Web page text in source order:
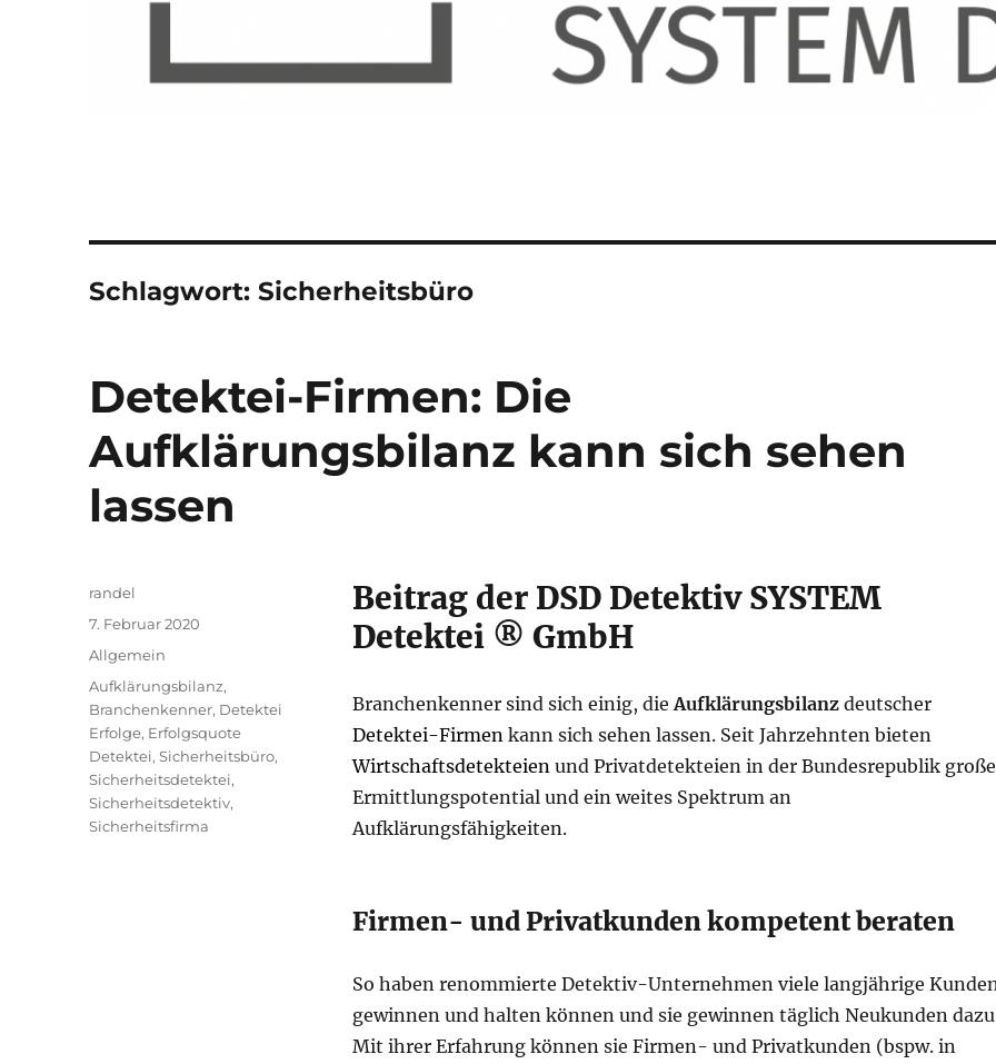
Schlagwort:Sicherheitsbüro
Detektei-Firmen: Die
Aufklärungsbilanz kann sich sehen
lassen
Beitrag der DSD Detektiv SYSTEM
Detektei ® GmbH
Branchenkenner sind sich einig, die Aufklärungsbilanzdeutscher
Detektei-Firmen kann sich sehen lassen. Seit Jahrzehnten bieten
Wirtschaftsdetekteien und Privatdetekteien in der Bundesrepublik
Ermittlungspotential und ein weites Spektrum an
Aufklärungsfähigkeiten.
Firmen- und Privatkunden kompetent beraten
So haben renommierte Detektiv-Unternehmen viele langjährige
gewinnen und halten können und sie gewinnen täglich Neukunden
Mit ihrer Erfahrung können sie Firmen- und Privatkunden (bspw. in
Autor
randel
Veröffentlicht
am
7. Februar 2020
Kategorien
Allgemein
Schlagwörter
Aufklärungsbilanz,
Branchenkenner, Detektei
Erfolge, Erfolgsquote
Detektei,Sicherheitsbüro,
Sicherheitsdetektei,
Sicherheitsdetektiv,
Sicherheitsfirma